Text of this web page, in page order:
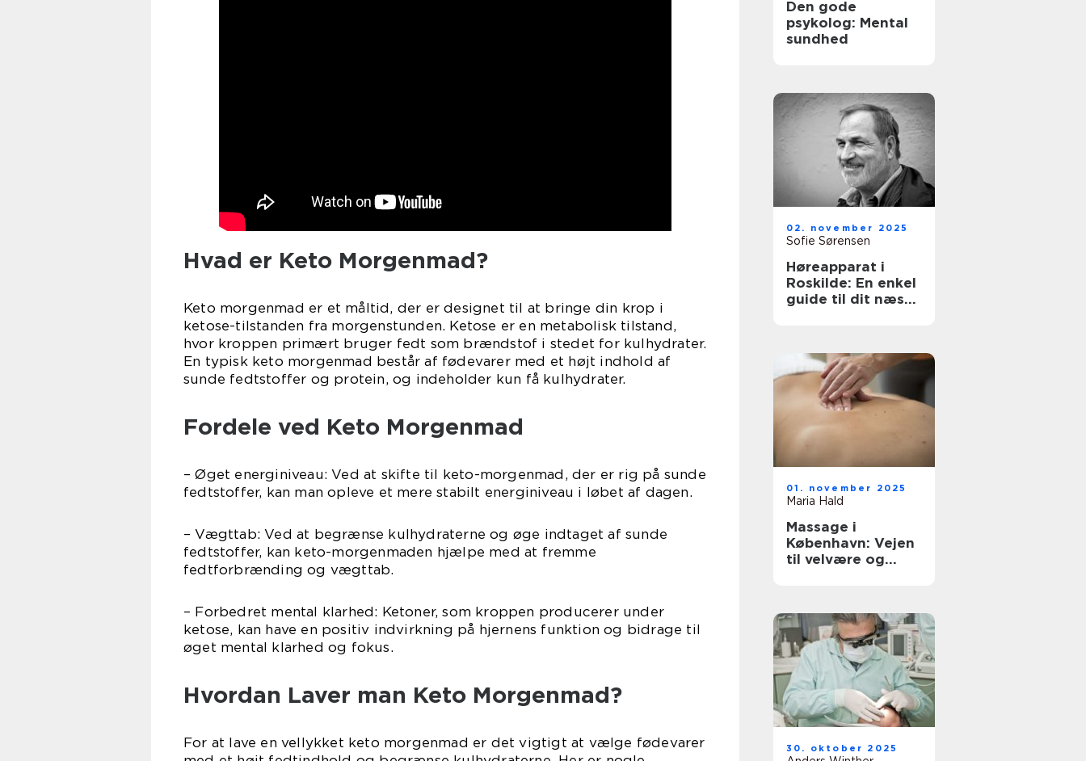
Hvad er Keto Morgenmad?
Keto morgenmad er et måltid, der er designet til at bringe din krop i
ketose-tilstanden fra morgenstunden. Ketose er en metabolisk tilstand,
hvor kroppen primært bruger fedt som brændstof i stedet for kulhydrater.
En typisk keto morgenmad består af fødevarer med et højt indhold af
sunde fedtstoffer og protein, og indeholder kun få kulhydrater.
Fordele ved Keto Morgenmad
– Øget energiniveau: Ved at skifte til keto-morgenmad, der er rig på sunde
fedtstoffer, kan man opleve et mere stabilt energiniveau i løbet af dagen.
– Vægttab: Ved at begrænse kulhydraterne og øge indtaget af sunde
fedtstoffer, kan keto-morgenmaden hjælpe med at fremme
fedtforbrænding og vægttab.
– Forbedret mental klarhed: Ketoner, som kroppen producerer under
ketose, kan have en positiv indvirkning på hjernens funktion og bidrage til
øget mental klarhed og fokus.
Hvordan Laver man Keto Morgenmad?
For at lave en vellykket keto morgenmad er det vigtigt at vælge fødevarer
Den gode
psykolog: Mental
sundhed
02. november 2025
Sofie Sørensen
Høreapparat i
Roskilde: En enkel
guide til dit næste
01. november 2025
Maria Hald
Massage i
København: Vejen
til velvære og
30. oktober 2025